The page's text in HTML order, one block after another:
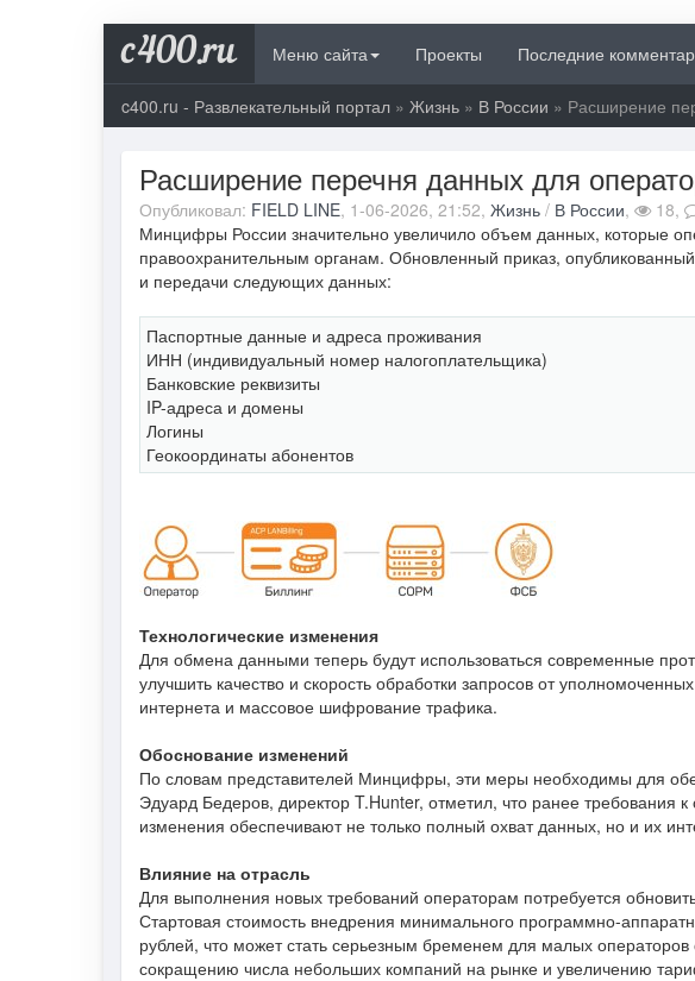
c400.ru Меню сайта Проекты Последние
c400.ru - Развлекательный портал » Жизнь » В России » Расширение
Расширение перечня данных для
Опубликовал: FIELD LINE, 1-06-2026, 21:52, Жизнь / В России, 18,
Минцифры России значительно увеличило объем данных, которые
правоохранительным органам. Обновленный приказ,
и передачи следующих данных:
Паспортные данные и адреса проживания
ИНН (индивидуальный номер налогоплательщика)
Банковские реквизиты
IP-адреса и домены
Логины
Геокоординаты абонентов
Технологические изменения
Для обмена данными теперь будут использоваться современные
улучшить качество и скорость обработки запросов от
интернета и массовое шифрование трафика.
Обоснование изменений
По словам представителей Минцифры, эти меры необходимы для
Эдуард Бедеров, директор T.Hunter, отметил, что ранее
изменения обеспечивают не только полный охват данных, но и их
Влияние на отрасль
Для выполнения новых требований операторам потребуется
Стартовая стоимость внедрения минимального программно-
рублей, что может стать серьезным бременем для малых
сокращению числа небольших компаний на рынке и увеличению